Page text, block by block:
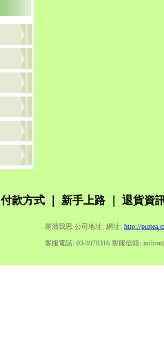
付款方式 新手上路 退貨資
茶清我思 公司地址: 網址: http://
客服電話: 03-3978316 客服信箱: